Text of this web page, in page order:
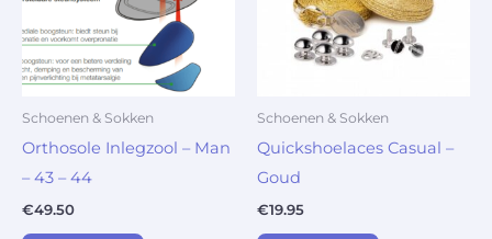
Schoenen & Sokken
Orthosole Inlegzool – Man
– 43 – 44
€49.50
Schoenen & Sokken
Quickshoelaces Casual –
Goud
€19.95